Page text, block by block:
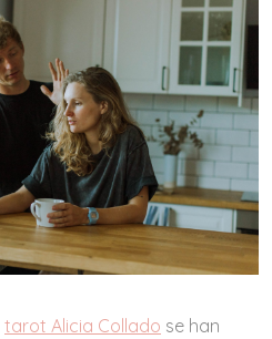
tarot Alicia Collado se han